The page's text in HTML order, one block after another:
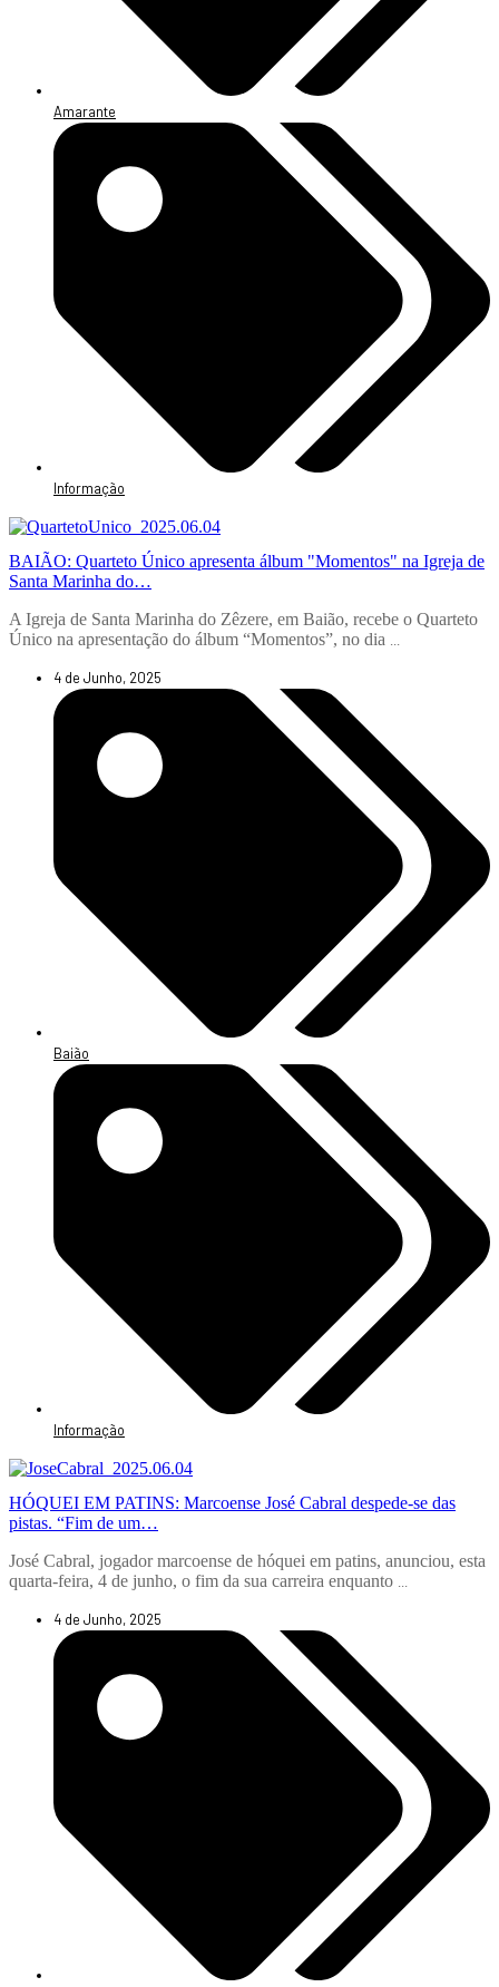
Amarante
Informação
BAIÃO: Quarteto Único apresenta álbum "Momentos" na Igreja de
Santa Marinha do…
A Igreja de Santa Marinha do Zêzere, em Baião, recebe o Quarteto
Único na apresentação do álbum “Momentos”, no dia
4 de Junho, 2025
Baião
Informação
HÓQUEI EM PATINS: Marcoense José Cabral despede-se das
pistas. “Fim de um…
José Cabral, jogador marcoense de hóquei em patins, anunciou, esta
quarta-feira, 4 de junho, o fim da sua carreira enquanto ...
4 de Junho, 2025